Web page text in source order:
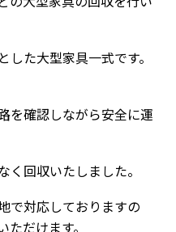
た大型家具一式です。
を確認しながら安全に運
回収いたしました。
で対応しておりますの
だけます。